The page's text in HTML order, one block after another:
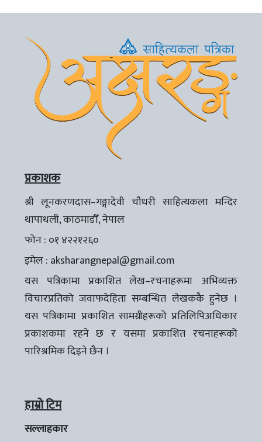
प्रकाशक
श्री लूनकरणदास–गङ्गादेवी चौधरी साहित्यकला मन्दिर
थापाथली, काठमाडौँ, नेपाल
फोन : ०१ ४२२१२६०
इमेल : aksharangnepal@gmail.com
यस पत्रिकामा प्रकाशित लेख–रचनाहरूमा अभिव्यक्त
विचारप्रतिको जवाफदेहिता सम्बन्धित लेखककै हुनेछ ।
यस पत्रिकामा प्रकाशित सामग्रीहरूको प्रतिलिपिअधिकार
प्रकाशकमा रहने छ र यसमा प्रकाशित रचनाहरूको
पारिश्रमिक दिइने छैन ।
हाम्रो टिम
सल्लाहकार